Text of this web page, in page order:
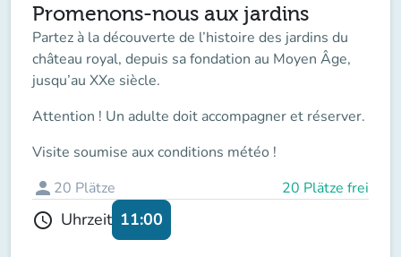
Promenons-nous aux jardins
Partez à la découverte de l’histoire des jardins du
château royal, depuis sa fondation au Moyen Âge,
jusqu’au XXe siècle.
Attention ! Un adulte doit accompagneret réserver.
Visite soumise aux conditions météo !
person 20 Plätze 20 Plätze frei
schedule Uhrzeit 11:00